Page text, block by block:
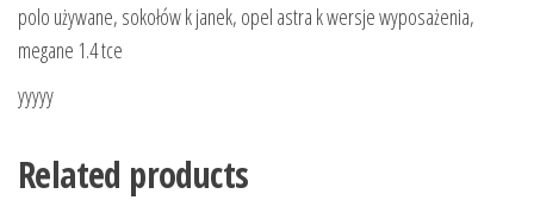
polo używane, sokołów k janek, opel astra k wersje wyposażenia,
megane 1.4 tce
yyyyy
Related products